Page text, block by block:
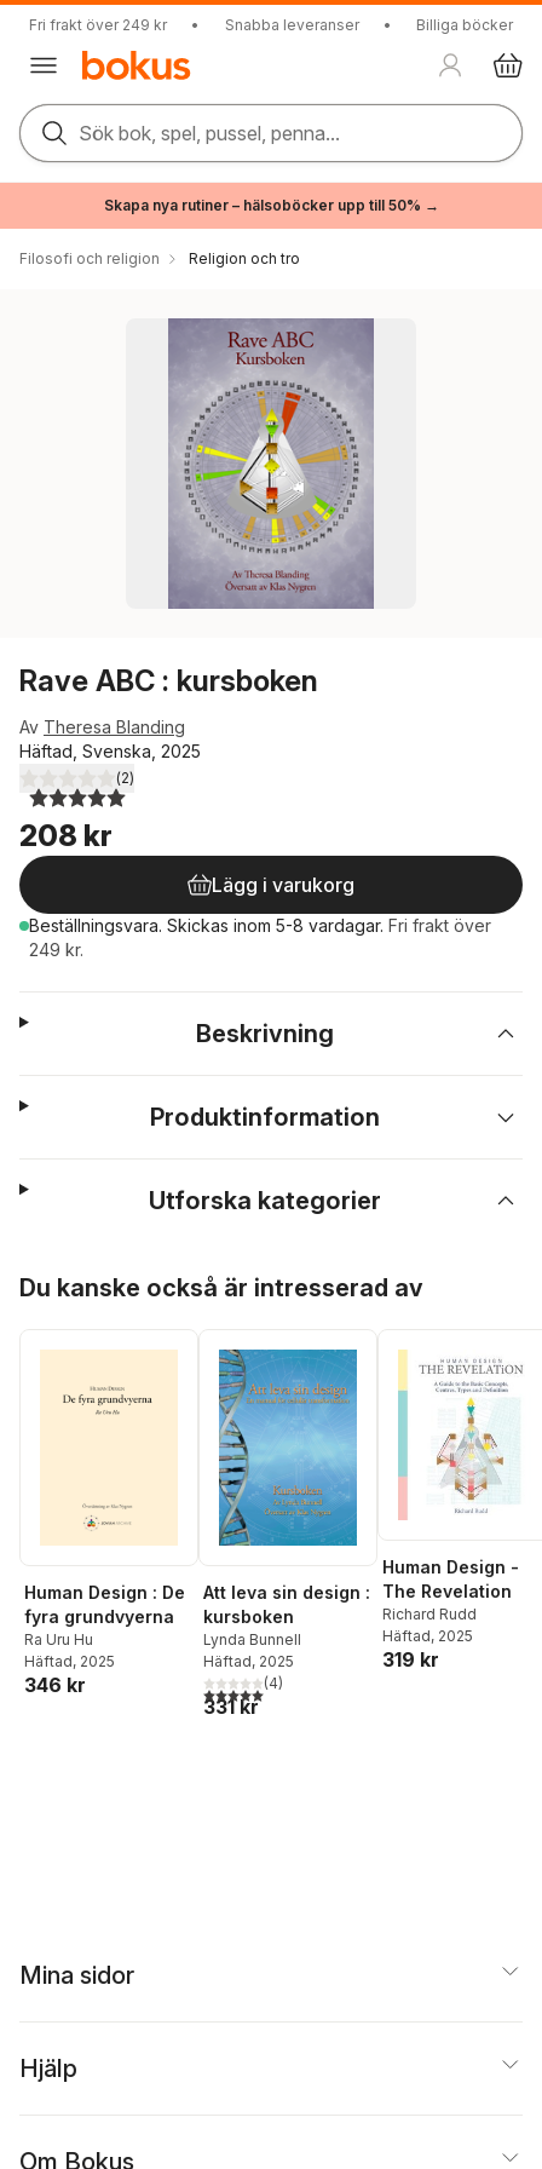
Fri frakt över 249 kr • Snabba leveranser • Billiga böcker
Sök bok, spel, pussel, penna...
Skapa nya rutiner – hälsoböcker upp till 50% →
Filosofi och religion Religion och tro
Rave ABC : kursboken
Av Theresa Blanding
Häftad, Svenska, 2025
5,0utav 5 stjärnor. Totalt antal röster:
(2)
208 kr
Lägg i varukorg
Beställningsvara. Skickas inom 5-8 vardagar. Fri frakt över
249 kr.
Beskrivning
Produktinformation
Utforska kategorier
Du kanske också är intresserad av
Human Design : De
fyra grundvyerna
Ra Uru Hu
Häftad, 2025
346 kr
Att leva sin design :
kursboken
Lynda Bunnell
Häftad, 2025
5,0utav 5 stjärnor. Totalt antal röster:
(4)
331 kr
Human Design -
The Revelation
Richard Rudd
Häftad, 2025
319 kr
Mina sidor
Hjälp
Om Bokus